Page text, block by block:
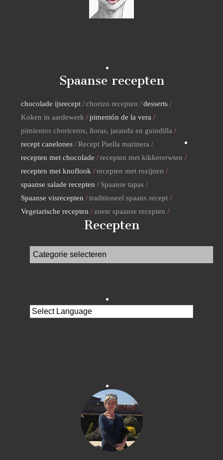
Spaanse recepten
chocolade ijsrecept chorizo recepten
desserts
Koken in aardewerk
pimentón de la vera
pimientos choriceros, ñoras, jaranda en guindilla
recept canelones
Recept Paella marinera
recepten met chocolade
recepten met kikkererwten
recepten met knoflook
recepten met rozijnen
spaanse salade recepten
Spaanse tapas
Spaanse visrecepten
traditioneel spaans recept
Vegetarische recepten
zoete spaanse recepten
Recepten